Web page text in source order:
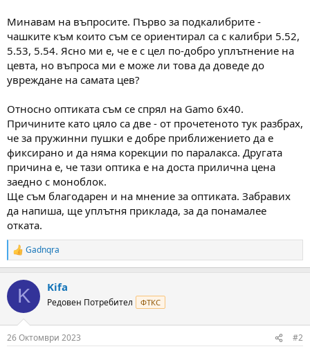
Минавам на въпросите. Първо за подкалибрите -
чашките към които съм се ориентирал са с калибри 5.52,
5.53, 5.54. Ясно ми е, че е с цел по-добро уплътнение на
цевта, но въпроса ми е може ли това да доведе до
увреждане на самата цев?
Относно оптиката съм се спрял на Gamo 6x40.
Причините като цяло са две - от прочетеното тук разбрах,
че за пружинни пушки е добре приближението да е
фиксирано и да няма корекции по паралакса. Другата
причина е, че тази оптика е на доста прилична цена
заедно с моноблок.
Ще съм благодарен и на мнение за оптиката. Забравих
да напиша, ще уплътня приклада, за да понамалее
отката.
R
e
c
i
s
Gadnqra
K Kifa
Редовен Потребител ФТКС
26 Октомври 2023 #2